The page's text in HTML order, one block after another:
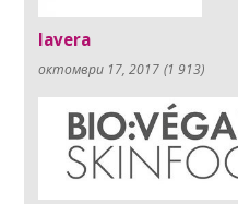
lavera
октомври 17, 2017 (1 913)